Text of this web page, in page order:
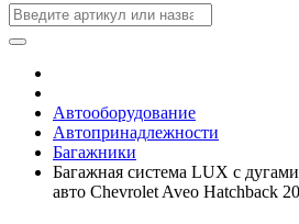
Автооборудование
Автопринадлежности
Багажники
Багажная система LUX с
авто Chevrolet Aveo Hatchback